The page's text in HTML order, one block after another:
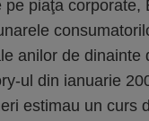
piaţa corporate,
anilor de dinainte
ul din ianuarie
estimau un curs